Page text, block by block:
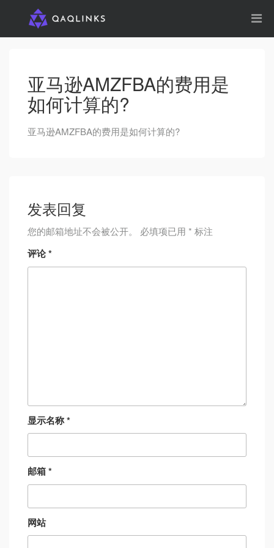
亚马逊AMZFBA的费用是
如何计算的?
亚马逊AMZFBA的费用是如何计算的?
发表回复
您的邮箱地址不会被公开。 必填项已用 * 标注
评论*
显示名称*
邮箱*
网站